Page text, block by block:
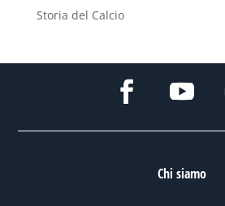
Storia del Calcio
Chi siamo